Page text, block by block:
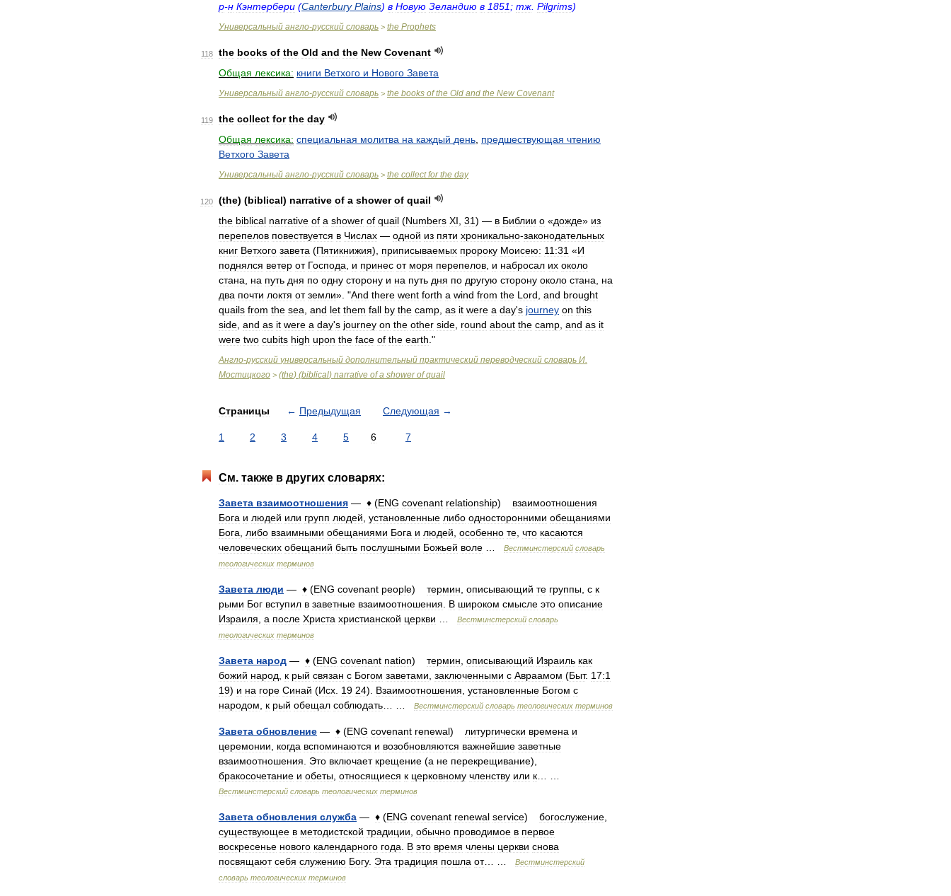
р-н Кэнтербери (Canterbury Plains) в Новую Зеландию в 1851 ; тж Pilgrims)
Универсальный англо-русский словарь > the Prophets
118 the books of the Old and the New Covenant
Общая лексика: книги Ветхого и Нового Завета
Универсальный англо-русский словарь > the books of the Old and the New Covenant
119 the collect for the day
Общая лексика: специальная молитва на каждый день предшествующая чтению
Ветхого Завета
Универсальный англо-русский словарь > the collect for the day
120 (the) (biblical) narrative of a shower of quail
the biblical narrative of a shower of quail (Numbers XI 31) — в Библии о «дожде» из
перепелов повествуется в Числах — одной из пяти хроникально-законодательных
книг Ветхого завета (Пятикнижия), приписываемых пророку Моисею: 11:31 «И
поднялся ветер от Господа и принес от моря перепелов и набросал их около
стана
на путь дня по одну сторону и на путь дня по другую сторону около стана
на
два почти локтя от земли». "And there went forth a wind from the Lord and brought
quails from the sea and let them fall by the camp as it were a day's journey on this
side and as it were a day's journey on the other side round about the camp and as it
were two cubits high upon the face of the earth ."
Англо-русский универсальный дополнительный практический переводческий словарь И.
Мостицкого > (the) (biblical) narrative of a shower of quail
Страницы ← Предыдущая Следующая →
1 2 3 4 5 6 7
См. также в других словарях:
Завета взаимоотношения — ♦ (ENG covenant relationship) взаимоотношения
Бога и людей или групп людей установленные либо односторонними обещаниями
Бога
либо взаимными обещаниями Бога и людей особенно те что касаются
человеческих обещаний быть послушными Божьей воле Вестминстерский словарь
теологических терминов
Завета люди — ♦ (ENG covenant people) термин описывающий те группы с к
рыми Бог вступил в заветные взаимоотношения В широком смысле это описание
Израиля а после Христа христианской церкви Вестминстерский словарь
теологических терминов
Завета народ — ♦ (ENG covenant nation) термин описывающий Израиль как
божий народ к рый связан с Богом заветами заключенными с Авраамом (Быт. 17:1
19) и на горе Синай (Исх 19 24). Взаимоотношения установленные Богом с
народом
к рый обещал соблюдать Вестминстерский словарь теологических терминов
Завета обновление — ♦ (ENG covenant renewal) литургически времена и
церемонии
когда вспоминаются и возобновляются важнейшие заветные
взаимоотношения
Это включает крещение (а не перекрещивание),
бракосочетание и обеты относящиеся к церковному членству или к
Вестминстерский словарь теологических терминов
Завета обновления служба — ♦ (ENG covenant renewal service) богослужение
существующее в методистской традиции обычно проводимое в первое
воскресенье нового календарного года В это время члены церкви снова
посвящают себя служению Богу. Эта традиция пошла от… …
Вестминстерский
словарь теологических терминов